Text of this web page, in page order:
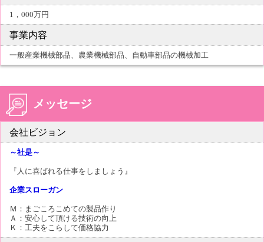
1，000万円
事業内容
一般産業機械部品、農業機械部品、自動車部品の機械加工
メッセージ
会社ビジョン
～社是～
『人に喜ばれる仕事をしましょう』
企業スローガン
Ｍ：まごころこめての製品作り
Ａ：安心して頂ける技術の向上
Ｋ：工夫をこらして価格協力